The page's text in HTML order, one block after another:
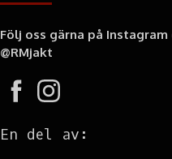
Följ oss gärna på
@RMjakt
En del av: